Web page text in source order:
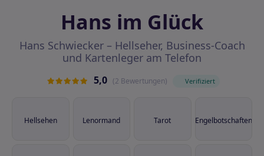
Hans im Glück
Hans Schwiecker – Hellseher, Business-Coach
und Kartenleger am Telefon
5,0 (2 Bewertungen) Verifiziert
Hellsehen Lenormand Tarot Engelbotschaften